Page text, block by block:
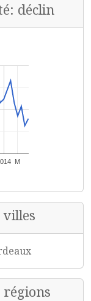
déclin
M
villes
régions